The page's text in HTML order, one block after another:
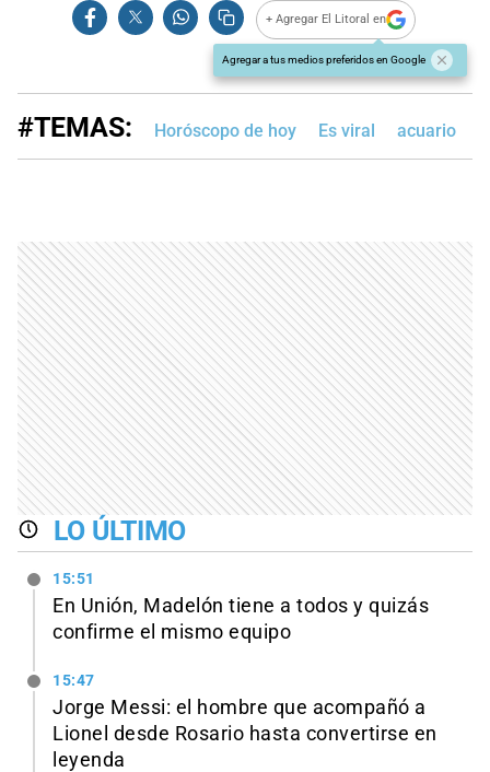
+ Agregar El Litoral en
Agregar a tus medios preferidos en Google
#TEMAS: Horóscopo de hoy Es viral acuario
LO ÚLTIMO
15:51
En Unión, Madelón tiene a todos y quizás
confirme el mismo equipo
15:47
Jorge Messi: el hombre que acompañó a
Lionel desde Rosario hasta convertirse en
leyenda